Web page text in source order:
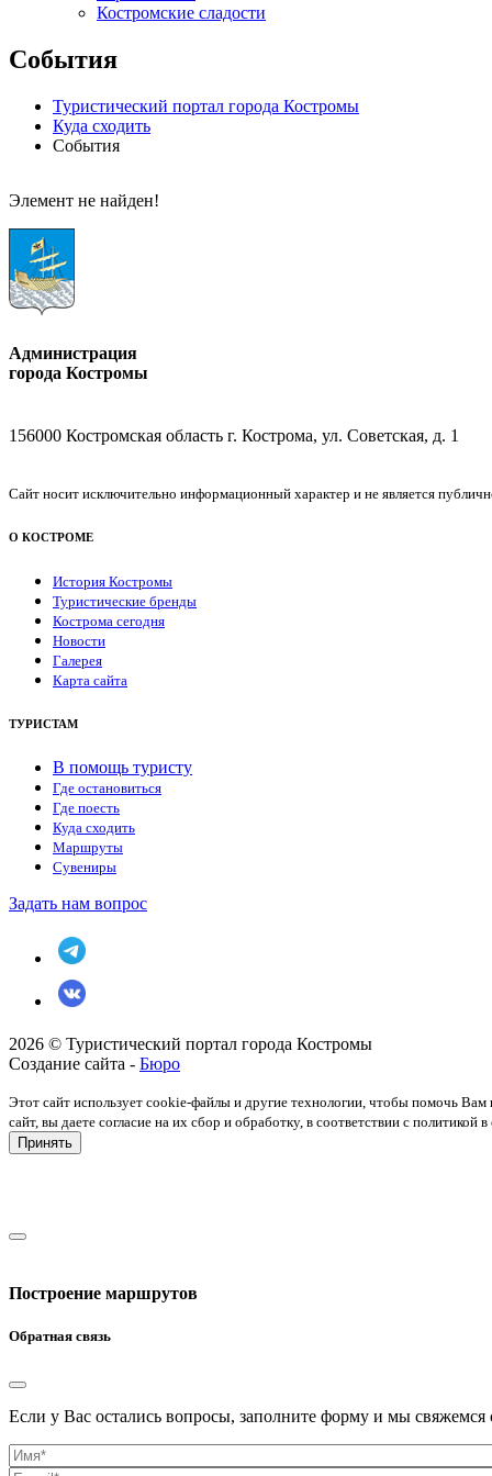
Костромские сладости
События
Туристический портал города Костромы
Куда сходить
События
Элемент не найден!
Администрация
города Костромы
156000 Костромская область г. Кострома, ул. Советская, д. 1
Сайт носит исключительно информационный характер и не является
О КОСТРОМЕ
История Костромы
Туристические бренды
Кострома сегодня
Новости
Галерея
Карта сайта
ТУРИСТАМ
В помощь туристу
Где остановиться
Где поесть
Куда сходить
Маршруты
Сувениры
Задать нам вопрос
2026 © Туристический портал города Костромы
Создание сайта - Бюро
Этот сайт использует cookie-файлы и другие технологии, чтобы помочь Вам
сайт, вы даете согласие на их сбор и обработку, в соответствии с
Принять
Построение маршрутов
Обратная связь
Если у Вас остались вопросы, заполните форму и мы